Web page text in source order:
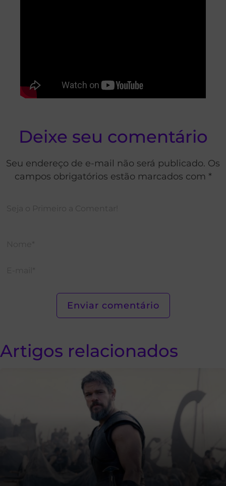
Deixe seu comentário
Seu endereço de e-mail não será publicado. Os
campos obrigatórios estão marcados com *
Artigos relacionados